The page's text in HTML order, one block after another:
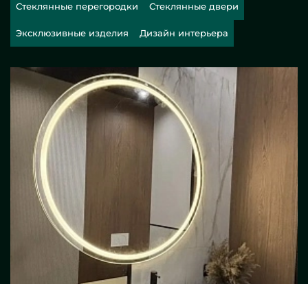
Стеклянные перегородки Стеклянные двери
Эксклюзивные изделия Дизайн интерьера